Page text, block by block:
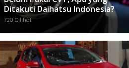
Daihatsu Santai Penjualan Sirion
Kalah Jauh dari Mobil LCGC
668 Dilihat